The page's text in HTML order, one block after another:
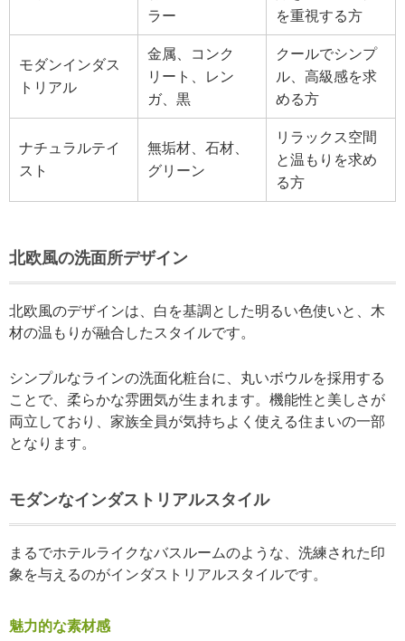
ラー
を重視する方
モダンインダス
トリアル
金属、コンク
リート、レン
ガ、黒
クールでシンプ
ル、高級感を求
める方
ナチュラルテイ
スト
無垢材、石材、
グリーン
リラックス空間
と温もりを求め
る方
北欧風の洗面所デザイン
北欧風のデザインは、白を基調とした明るい色使いと、木
材の温もりが融合したスタイルです。
シンプルなラインの洗面化粧台に、丸いボウルを採用する
ことで、柔らかな雰囲気が生まれます。機能性と美しさが
両立しており、家族全員が気持ちよく使える住まいの一部
となります。
モダンなインダストリアルスタイル
まるでホテルライクなバスルームのような、洗練された印
象を与えるのがインダストリアルスタイルです。
魅力的な素材感